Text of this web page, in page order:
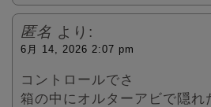
匿名 より:
6月 14, 2026 2:07 pm
コントロールでさ
箱の中にオルターアビで隠れ